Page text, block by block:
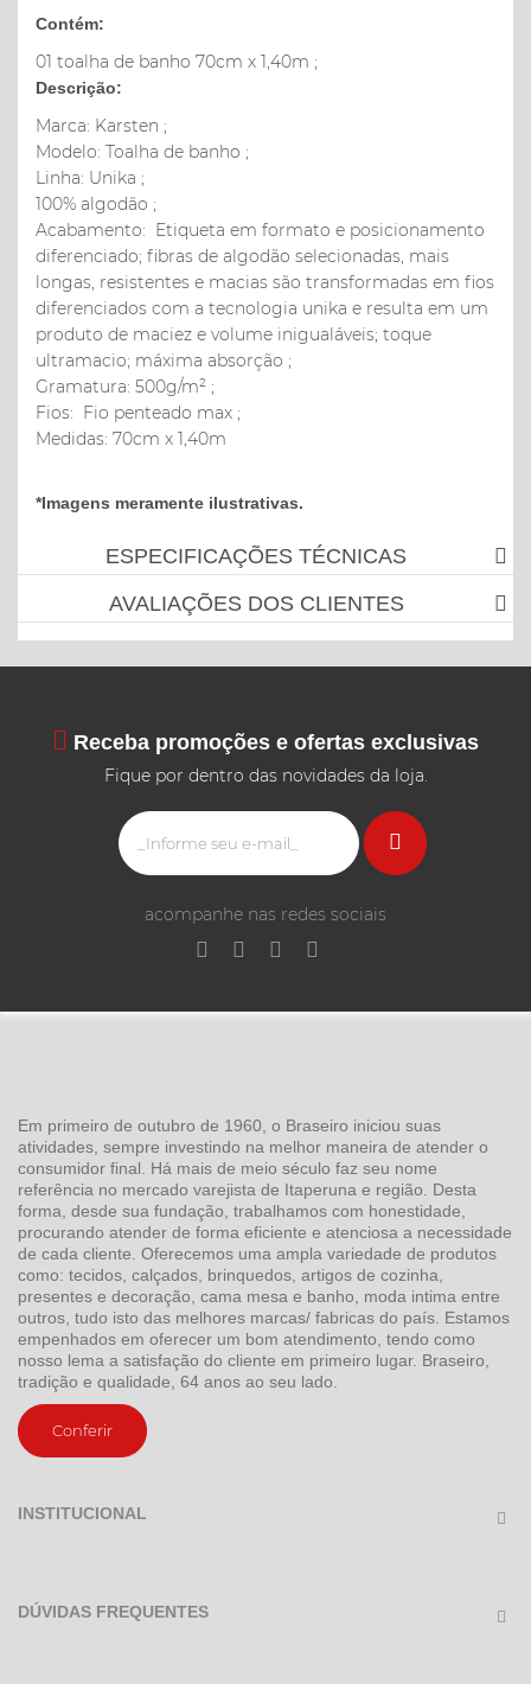
Contém:
01 toalha de banho 70cm x 1,40m ;
Descrição:
Marca: Karsten ;
Modelo: Toalha de banho ;
Linha: Unika ;
100% algodão ;
Acabamento: Etiqueta em formato e posicionamento
diferenciado; fibras de algodão selecionadas, mais
longas, resistentes e macias são transformadas em fios
diferenciados com a tecnologia unika e resulta em um
produto de maciez e volume inigualáveis; toque
ultramacio; máxima absorção ;
Gramatura: 500g/m² ;
Fios: Fio penteado max ;
Medidas: 70cm x 1,40m
*Imagens meramente ilustrativas.
ESPECIFICAÇÕES TÉCNICAS
AVALIAÇÕES DOS CLIENTES
Receba promoções e ofertas exclusivas
Fique por dentro das novidades da loja.
acompanhe nas redes sociais
Em primeiro de outubro de 1960, o Braseiro iniciou suas
atividades, sempre investindo na melhor maneira de atender o
consumidor final. Há mais de meio século faz seu nome
referência no mercado varejista de Itaperuna e região. Desta
forma, desde sua fundação, trabalhamos com honestidade,
procurando atender de forma eficiente e atenciosa a necessidade
de cada cliente. Oferecemos uma ampla variedade de produtos
como: tecidos, calçados, brinquedos, artigos de cozinha,
presentes e decoração, cama mesa e banho, moda intima entre
outros, tudo isto das melhores marcas/ fabricas do país. Estamos
empenhados em oferecer um bom atendimento, tendo como
nosso lema a satisfação do cliente em primeiro lugar. Braseiro,
tradição e qualidade, 64 anos ao seu lado.
Conferir
INSTITUCIONAL
DÚVIDAS FREQUENTES